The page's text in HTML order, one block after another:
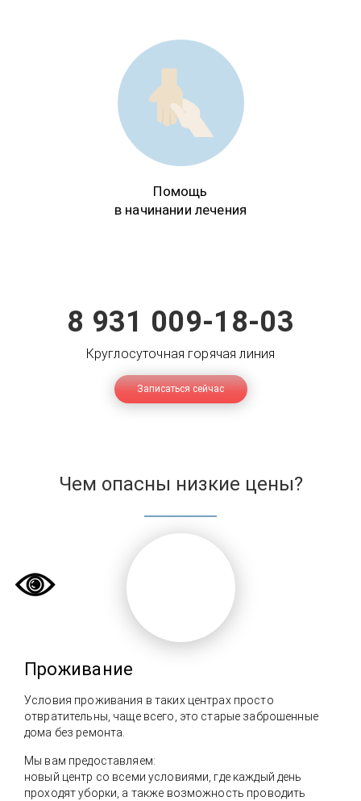
Помощь
в начинании лечения
8 931 009-18-03
Круглосуточная горячая линия
Записаться сейчас
Чем опасны низкие цены?
Проживание
Условия проживания в таких центрах просто
отвратительны, чаще всего, это старые заброшенные
дома без ремонта.
Мы вам предоставляем:
новый центр со всеми условиями, где каждый день
проходят уборки, а также возможность проводить